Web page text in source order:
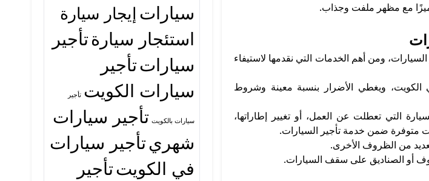
ومن أهم الخدمات التي نقدمها لاستيفاء
الكويت، ويغطي الأضرار بنسبة معينة وشروط
التي تعطلت عن العمل، أو تغيير إطاراتها،
متوفرة ضمن خدمة تأجير السيارات.
من الظروف الأخرى.
أو الصناديق على سقف السيارات.
سيارات إيجار سيارة
استئجار سيارةتأجير
سياراتتأجير
سيارات الكويت تأجير
سيارات بالكويت تأجير سيارات
شهريتأجير سيارات
في الكويتتأجير